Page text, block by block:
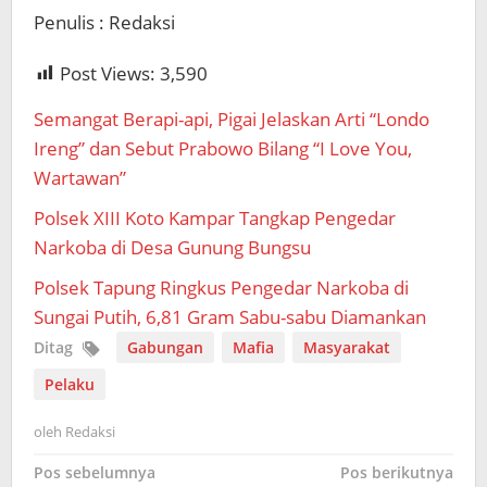
Penulis : Redaksi
Post Views: 3,590
Semangat Berapi-api, Pigai Jelaskan Arti “Londo
Ireng” dan Sebut Prabowo Bilang “I Love You,
Wartawan”
Polsek XIII Koto Kampar Tangkap Pengedar
Narkoba di Desa Gunung Bungsu
Polsek Tapung Ringkus Pengedar Narkoba di
Sungai Putih, 6,81 Gram Sabu-sabu Diamankan
Ditag Gabungan Mafia
Masyarakat
Pelaku
oleh Redaksi
Navigasi
Pos sebelumnya
Pos berikutnya